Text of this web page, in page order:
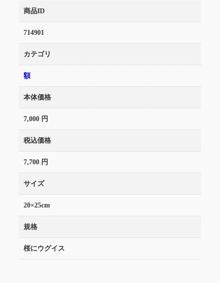
商品ID
714901
カテゴリ
額
本体価格
7,000 円
税込価格
7,700 円
サイズ
20×25cm
規格
桜にウグイス